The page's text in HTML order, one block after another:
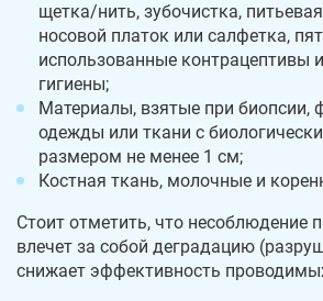
щетка/нить, зубочистка,
носовой платок или салфетка,
использованные контрацептивы
гигиены;
Материалы, взятые при биопсии,
одежды или ткани с
размером не менее 1 см;
Костная ткань, молочные и
Стоит отметить, что несоблюдение
влечет за собой деградацию
снижает эффективность